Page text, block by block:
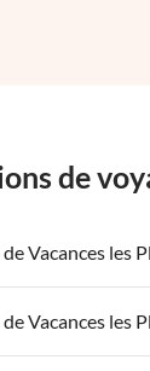
de
Vacances les
à France
à Côte
Vacances les